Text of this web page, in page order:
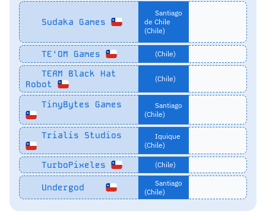
Sudaka Games
Santiago
de Chile
(Chile)
TE'OM Games (Chile)
TEAM Black Hat
Robot
(Chile)
TinyBytes Games
Santiago
(Chile)
Trialis Studios
Iquique
(Chile)
TurboPixeles (Chile)
Undergod
Santiago
(Chile)